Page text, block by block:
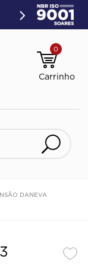
0
DANEVA